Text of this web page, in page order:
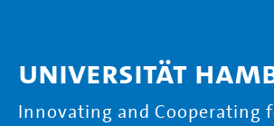
Universität
Innovating and Cooperating